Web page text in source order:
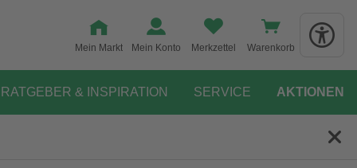
Mein Markt Mein Konto Merkzettel Warenkorb
RATGEBER & INSPIRATION SERVICE AKTIONEN